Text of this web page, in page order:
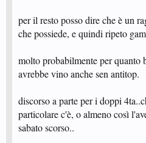
per il resto posso dire che è un
che possiede, e quindi ripeto
molto probabilmente per quanto
avrebbe vino anche sen antitop.
discorso a parte per i doppi
particolare c'è, o almeno così
sabato scorso..